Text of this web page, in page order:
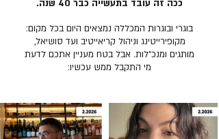
ככה זה עובד בתעשייה כבר 40 שנה.
בוגרי ובוגרות המכללה נמצאים היום בכל מקום:
מקופירייטינג וניהול קריאייטיב ועד סושיאל,
מותגים ומנכ״לות. אבל בטח מעניין אתכם לדעת
מי התקבל ממש עכשיו: